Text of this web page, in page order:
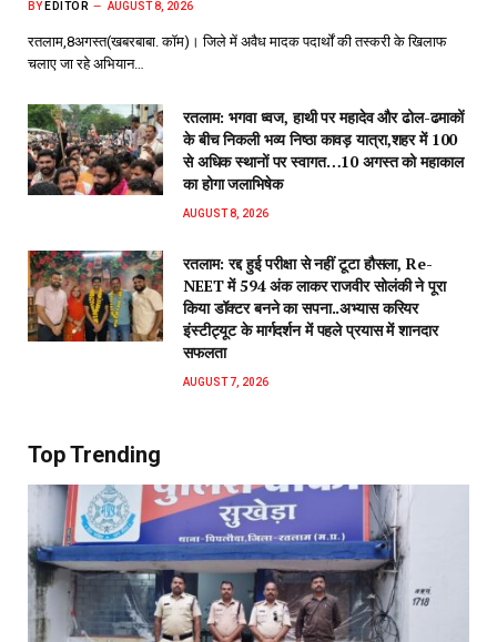
BY EDITOR AUGUST 8, 2026
रतलाम,8अगस्त(खबरबाबा. कॉम)। जिले में अवैध मादक पदार्थों की तस्करी के खिलाफ
चलाए जा रहे अभियान…
रतलाम: भगवा ध्वज, हाथी पर महादेव और ढोल-ढमाकों
के बीच निकली भव्य निष्ठा कावड़ यात्रा,शहर में 100
से अधिक स्थानों पर स्वागत…10 अगस्त को महाकाल
का होगा जलाभिषेक
AUGUST 8, 2026
रतलाम: रद्द हुई परीक्षा से नहीं टूटा हौसला, Re-
NEET में 594 अंक लाकर राजवीर सोलंकी ने पूरा
किया डॉक्टर बनने का सपना..अभ्यास करियर
इंस्टीट्यूट के मार्गदर्शन में पहले प्रयास में शानदार
सफलता
AUGUST 7, 2026
Top Trending